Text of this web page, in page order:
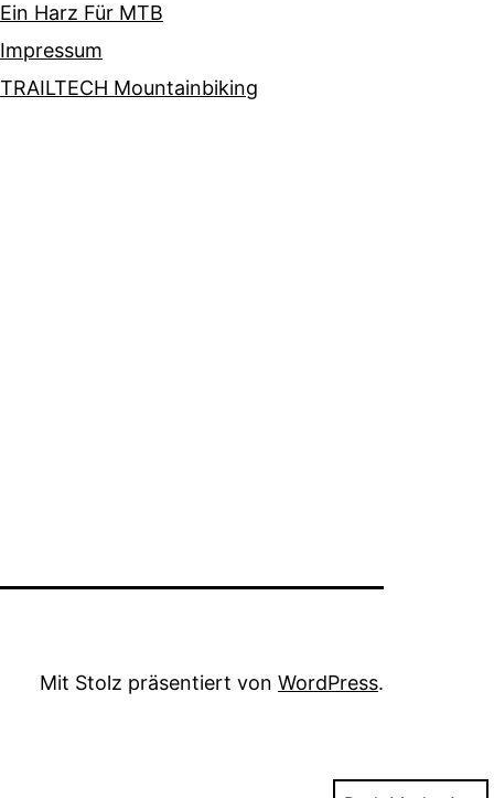
Ein Harz Für MTB
Impressum
TRAILTECH Mountainbiking
Mit Stolz präsentiert von WordPress.